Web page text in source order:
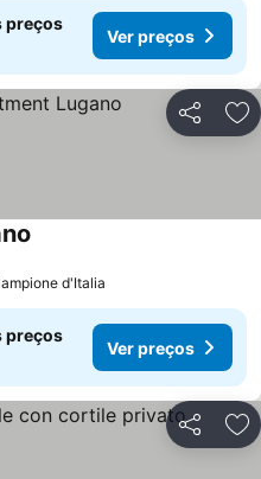
preços
Ver preços
Partilhar
d'Italia
preços
Ver preços
Partilhar